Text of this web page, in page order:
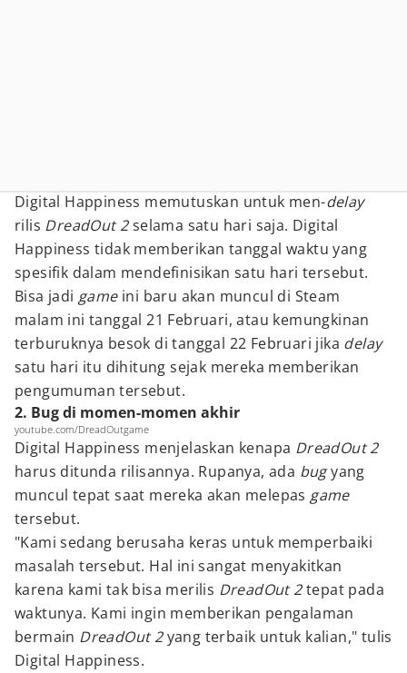
Digital Happiness memutuskan untuk men-delay
rilis DreadOut 2selama satu hari saja. Digital
Happiness tidak memberikan tanggal waktu yang
spesifik dalam mendefinisikan satu hari tersebut.
Bisa jadi gameini baru akan muncul di Steam
malam ini tanggal 21 Februari, atau kemungkinan
terburuknya besok di tanggal 22 Februari jika delay
satu hari itu dihitung sejak mereka memberikan
pengumuman tersebut.
2. Bug di momen-momen akhir
youtube.com/DreadOutgame
Digital Happiness menjelaskan kenapa DreadOut 2
harus ditunda rilisannya. Rupanya, ada bugyang
muncul tepat saat mereka akan melepas game
tersebut.
"Kami sedang berusaha keras untuk memperbaiki
masalah tersebut. Hal ini sangat menyakitkan
karena kami tak bisa merilis DreadOut 2tepat pada
waktunya. Kami ingin memberikan pengalaman
bermain DreadOut 2yang terbaik untuk kalian," tulis
Digital Happiness.